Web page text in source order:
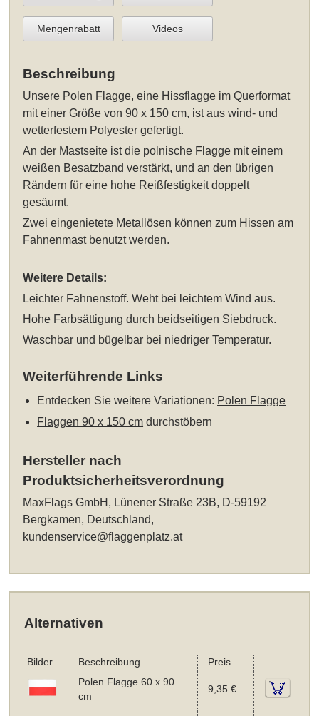
Mengenrabatt Videos
Beschreibung
Unsere Polen Flagge, eine Hissflagge im Querformat
mit einer Größe von 90 x 150 cm, ist aus wind- und
wetterfestem Polyester gefertigt.
An der Mastseite ist die polnische Flagge mit einem
weißen Besatzband verstärkt, und an den übrigen
Rändern für eine hohe Reißfestigkeit doppelt
gesäumt.
Zwei eingenietete Metallösen können zum Hissen am
Fahnenmast benutzt werden.
Weitere Details:
Leichter Fahnenstoff. Weht bei leichtem Wind aus.
Hohe Farbsättigung durch beidseitigen Siebdruck.
Waschbar und bügelbar bei niedriger Temperatur.
Weiterführende Links
Entdecken Sie weitere Variationen: Polen Flagge
Flaggen 90 x 150 cm durchstöbern
Hersteller nach
Produktsicherheitsverordnung
MaxFlags GmbH, Lünener Straße 23B, D-59192
Bergkamen, Deutschland,
kundenservice@flaggenplatz.at
Alternativen
Bilder Beschreibung
Preis
Polen Flagge 60 x 90
cm
9,35 €